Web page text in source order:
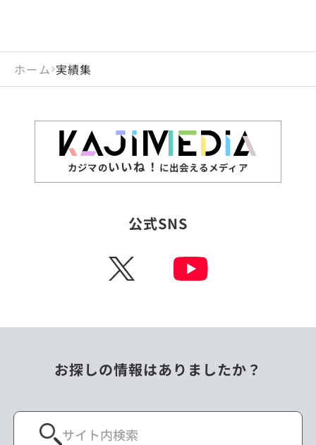
ホーム 実績集
カジマのいいね！ に出会えるメディア
公式SNS
X
お探しの情報はありましたか？